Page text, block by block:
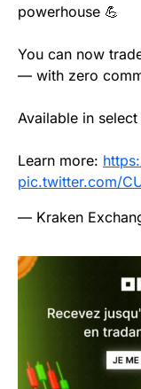
powerhouse 💪
You can now
— with zero
Available in select
Learn more:
pic.twitter.com/
— Kraken